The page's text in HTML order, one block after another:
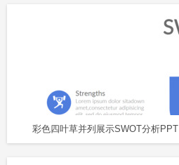
彩色四叶草并列展示SWOT分析PPT